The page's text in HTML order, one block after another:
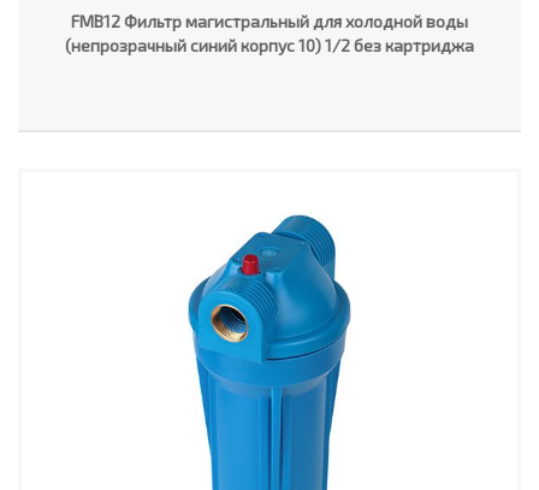
FMB12 Фильтр магистральный для холодной воды
(непрозрачный синий корпус 10) 1/2 без картриджа